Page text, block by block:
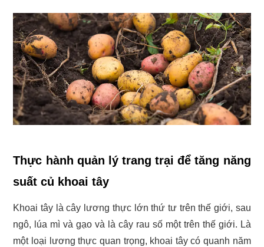
Thực hành quản lý trang trại để tăng năng
suất củ khoai tây
Khoai tây là cây lương thực lớn thứ tư trên thế giới, sau
ngô, lúa mì và gạo và là cây rau số một trên thế giới. Là
một loại lương thực quan trọng, khoai tây có quanh năm